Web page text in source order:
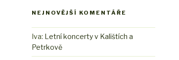
NEJNOVĚJŠÍ KOMENTÁŘE
Iva: Letní koncerty v Kalištích a
Petrkově